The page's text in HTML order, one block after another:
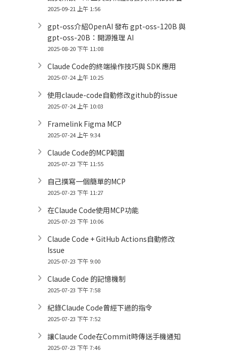
2025-09-21 上午 1:56
gpt-oss介紹OpenAI 發布 gpt-oss-120B 與
gpt-oss-20B：開源推理 AI
2025-08-20 下午 11:08
Claude Code的終端操作技巧與 SDK 應用
2025-07-24 上午 10:25
使用claude-code自動修改github的issue
2025-07-24 上午 10:03
Framelink Figma MCP
2025-07-24 上午 9:34
Claude Code的MCP範圍
2025-07-23 下午 11:55
自己撰寫一個簡單的MCP
2025-07-23 下午 11:27
在Claude Code使用MCP功能
2025-07-23 下午 10:06
Claude Code + GitHub Actions自動修改
Issue
2025-07-23 下午 9:00
Claude Code 的記憶機制
2025-07-23 下午 7:58
紀錄Claude Code曾經下過的指令
2025-07-23 下午 7:52
讓Claude Code在Commit時傳送手機通知
2025-07-23 下午 7:46